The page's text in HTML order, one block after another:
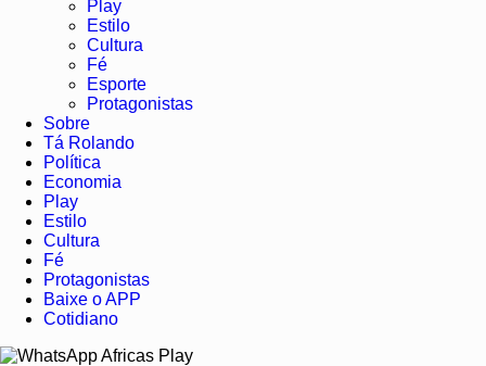
Play
Estilo
Cultura
Fé
Esporte
Protagonistas
Sobre
Tá Rolando
Política
Economia
Play
Estilo
Cultura
Fé
Protagonistas
Baixe o APP
Cotidiano
Africas Play